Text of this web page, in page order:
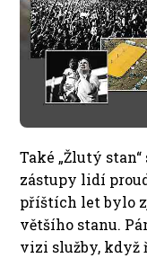
Také „Žlutý
zástupy lidí
příštích let bylo
většího stanu.
vizi služby, když